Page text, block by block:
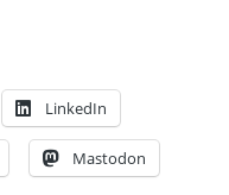
LinkedIn
Mastodon